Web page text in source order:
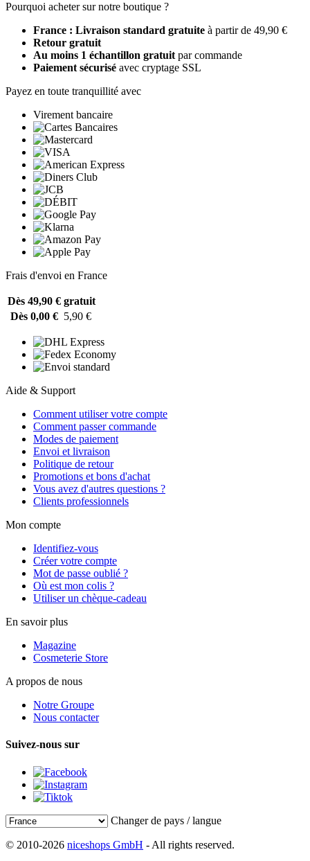
Pourquoi acheter sur notre boutique ?
France : Livraison standard gratuite à partir de 49,90 €
Retour gratuit
Au moins 1 échantillon gratuit par commande
Paiement sécurisé avec cryptage SSL
Payez en toute tranquillité avec
Virement bancaire
Frais d'envoi en France
Dès 49,90 € gratuit
Dès 0,00 € 5,90 €
Aide & Support
Comment utiliser votre compte
Comment passer commande
Modes de paiement
Envoi et livraison
Politique de retour
Promotions et bons d'achat
Vous avez d'autres questions ?
Clients professionnels
Mon compte
Identifiez-vous
Créer votre compte
Mot de passe oublié ?
Où est mon colis ?
Utiliser un chèque-cadeau
En savoir plus
Magazine
Cosmeterie Store
A propos de nous
Notre Groupe
Nous contacter
Suivez-nous sur
Changer de pays / langue
© 2010-2026 niceshops GmbH - All rights reserved.